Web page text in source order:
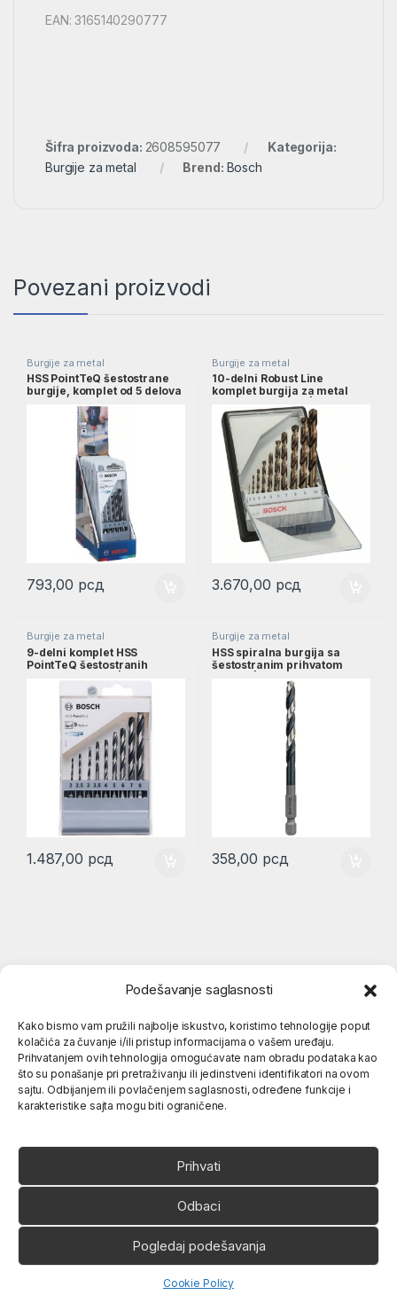
Podešavanje saglasnosti
Kako bismo vam pružili najbolje iskustvo, koristimo tehnologije poput
kolačića za čuvanje i/ili pristup informacijama o vašem uređaju.
Prihvatanjem ovih tehnologija omogućavate nam obradu podataka kao
što su ponašanje pri pretraživanju ili jedinstveni identifikatori na ovom
sajtu. Odbijanjem ili povlačenjem saglasnosti, određene funkcije i
karakteristike sajta mogu biti ograničene.
Prihvati
Odbaci
Pogledaj podešavanja
Cookie Policy
EAN: 3165140290777
Šifra proizvoda: 2608595077
Kategorija:
Burgije za metal
Brend: Bosch
Povezani proizvodi
Burgije za metal
HSS PointTeQ šestostrane
burgije, komplet od 5 delova
na stalku za izlaganje, 2–6
mm | 2607002825
793,00 рсд
Burgije za metal
10-delni Robust Line
komplet burgija za metal
HSS-Co, 1–10 mm |
2607019925
3.670,00 рсд
Burgije za metal
9-delni komplet HSS
PointTeQ šestostranih
2607002826
1.487,00 рсд
Burgije za metal
HSS spiralna burgija sa
šestostranim prihvatom
6,0mm | 2608577058
358,00 рсд
Popularne kategorije
O nama
Ukoliko imate neko pitanje,
slobodno nas pozovite
066 80 81 263